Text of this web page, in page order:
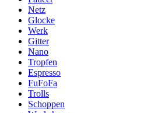
Netz
Glocke
Werk
Gitter
Nano
Tropfen
Espresso
FuFoFa
Trolls
Schoppen